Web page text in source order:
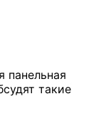
панельная
такие